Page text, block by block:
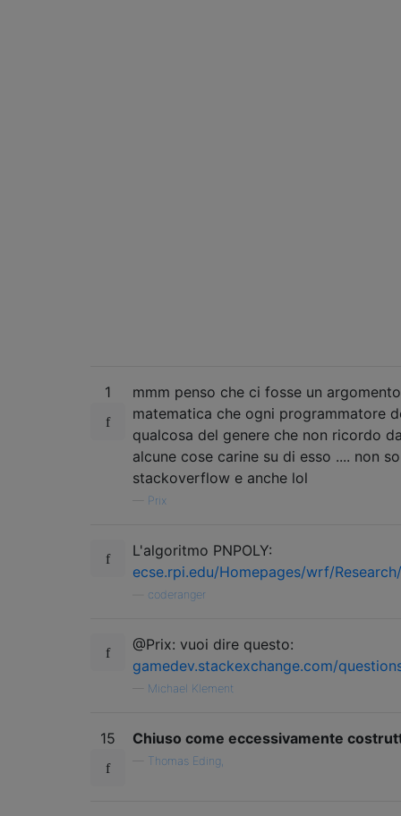
1
mmm penso che ci fosse un
matematica che ogni programmatore
qualcosa del genere che non ricordo
alcune cose carine su di esso .... non
stackoverflow e anche lol
Prix
L'algoritmo PNPOLY:
ecse.rpi.edu/Homepages/wrf/
coderanger
@Prix: vuoi dire questo:
gamedev.stackexchange.com/
Michael Klement
15 Chiuso come eccessivamente
Thomas Eding,